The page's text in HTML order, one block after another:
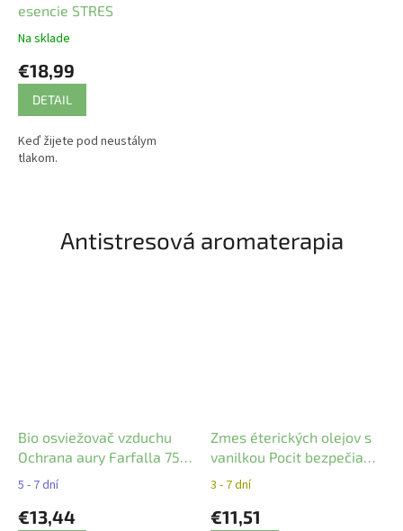
esencie STRES
Na sklade
€18,99
DETAIL
Keď žijete pod neustálym
tlakom.
Antistresová aromaterapia
Bio osviežovač vzduchu
Ochrana aury Farfalla 75
5 - 7 dní
€13,44
Zmes éterických olejov s
vanilkou Pocit bezpečia
Farfalla 5 ml
3 - 7 dní
€11,51